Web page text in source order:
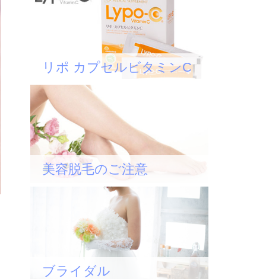
リポ カプセルビタミンC
美容脱毛のご注意
ブライダル